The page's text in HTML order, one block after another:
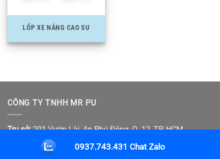
LỐP XE NÂNG CAO SU
CÔNG TY TNHH MR PU
Trụ sở:201 Vườn Lài, An Phú Đông, Q. 12, TP. HCM
0317732884
0937.743.431
Chat Zalo